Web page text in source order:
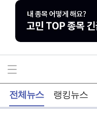
전체뉴스 랭킹뉴스